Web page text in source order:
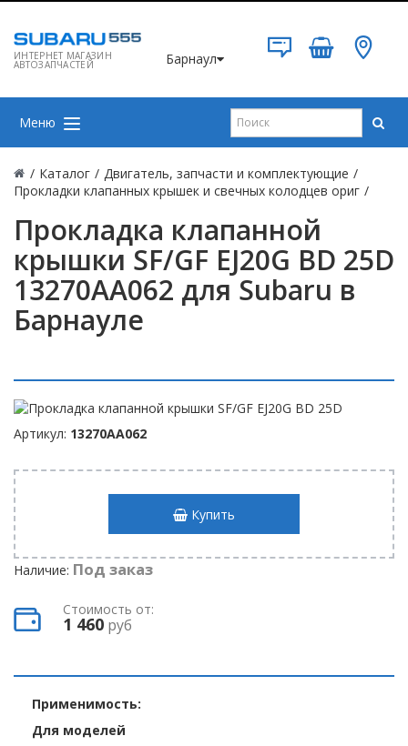
ИНТЕРНЕТ МАГАЗИН
АВТОЗАПЧАСТЕЙ Барнаул
Меню
/ Каталог / Двигатель, запчасти и комплектующие /
Прокладки клапанных крышек и свечных колодцев ориг /
Прокладка клапанной
крышки SF/GF EJ20G BD 25D
13270AA062 для Subaru в
Барнауле
Артикул: 13270AA062
Купить
Наличие: Под заказ
Стоимость от:
1 460 руб
Применимость:
Для моделей